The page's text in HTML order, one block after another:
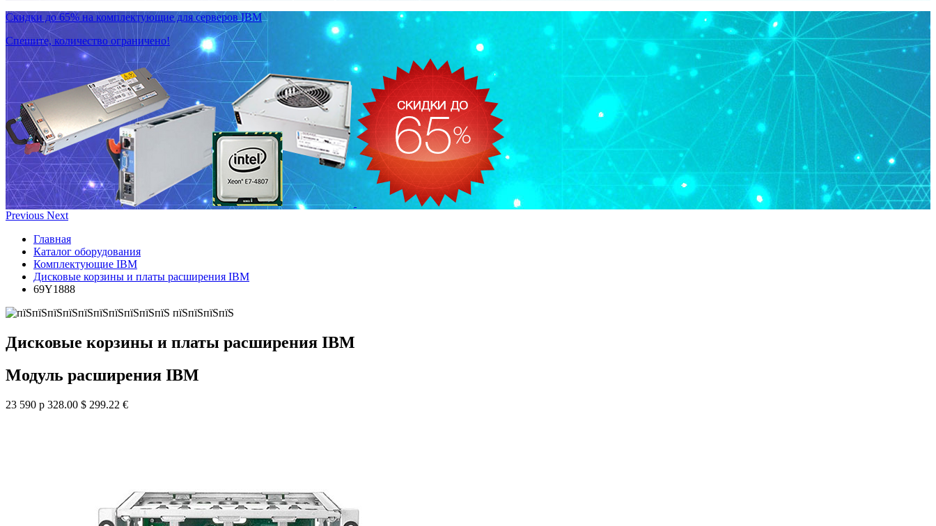
Скидки до 65% на комплектующие для серверов IBM
Спешите, количество ограничено!
Previous Next
Главная
Каталог оборудования
Комплектующие IBM
Дисковые корзины и платы расширения IBM
69Y1888
Дисковые корзины и платы расширения IBM
Модуль расширения IBM
23 590 р 328.00 $ 299.22 €